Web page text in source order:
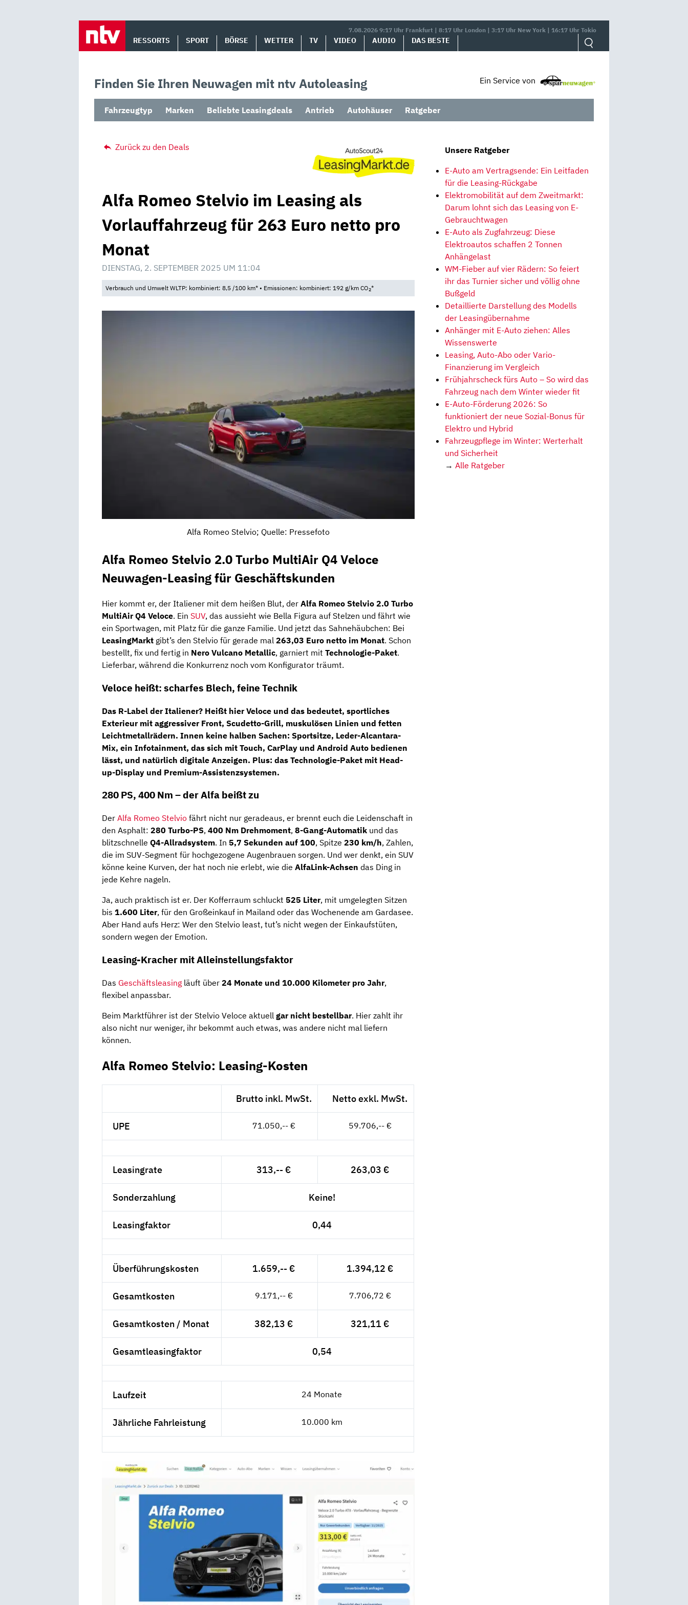
7.08.2026 9:17 Uhr Frankfurt | 8:17 Uhr London | 3:17 Uhr New York | 16:17 Uhr Tokio
RESSORTS SPORT BÖRSE WETTER TV VIDEO AUDIO DAS BESTE
Finden Sie Ihren Neuwagen mit ntv Autoleasing Ein Service von
Fahrzeugtyp Marken Beliebte Leasingdeals Antrieb Autohäuser Ratgeber
Zurück zu den Deals
Alfa Romeo Stelvio im Leasing als
Vorlauffahrzeug für 263 Euro netto pro
Monat
DIENSTAG, 2. SEPTEMBER 2025 UM 11:04
Verbrauch und Umwelt WLTP: kombiniert: 8,5 /100 km* • Emissionen: kombiniert: 192 g/km CO2*
Alfa Romeo Stelvio; Quelle: Pressefoto
Alfa Romeo Stelvio 2.0 Turbo MultiAir Q4 Veloce
Neuwagen-Leasing für Geschäftskunden
Hier kommt er, der Italiener mit dem heißen Blut, der Alfa Romeo Stelvio 2.0 Turbo
MultiAir Q4 Veloce. Ein SUV, das aussieht wie Bella Figura auf Stelzen und fährt wie
ein Sportwagen, mit Platz für die ganze Familie. Und jetzt das Sahnehäubchen: Bei
LeasingMarkt gibt’s den Stelvio für gerade mal 263,03 Euro netto im Monat. Schon
bestellt, fix und fertig in Nero Vulcano Metallic, garniert mit Technologie-Paket.
Lieferbar, während die Konkurrenz noch vom Konfigurator träumt.
Veloce heißt: scharfes Blech, feine Technik
Das R-Label der Italiener? Heißt hierVeloce und das bedeutet, sportliches
Exterieur mit aggressiver Front, Scudetto-Grill, muskulösen Linien und fetten
Leichtmetallrädern. Innen keine halben Sachen: Sportsitze, Leder-Alcantara-
Mix, ein Infotainment, das sich mit Touch, CarPlay und Android Auto bedienen
lässt, und natürlich digitale Anzeigen. Plus: das Technologie-Paket mit Head-
up-Display und Premium-Assistenzsystemen.
280 PS, 400 Nm – der Alfa beißt zu
Der Alfa Romeo Stelvio fährt nicht nur geradeaus, er brennt euch die Leidenschaft in
den Asphalt: 280 Turbo-PS, 400 Nm Drehmoment, 8-Gang-Automatik und das
blitzschnelle Q4-Allradsystem. In 5,7 Sekunden auf 100, Spitze 230 km/h, Zahlen,
die im SUV-Segment für hochgezogene Augenbrauen sorgen. Und wer denkt, ein SUV
könne keine Kurven, der hat noch nie erlebt, wie die AlfaLink-Achsen das Ding in
jede Kehre nageln.
Ja, auch praktisch ist er. Der Kofferraum schluckt 525 Liter, mit umgelegten Sitzen
bis 1.600 Liter, für den Großeinkauf in Mailand oder das Wochenende am Gardasee.
Aber Hand aufs Herz: Wer den Stelvio least, tut’s nicht wegen der Einkaufstüten,
sondern wegen der Emotion.
Leasing-Kracher mit Alleinstellungsfaktor
Das Geschäftsleasing läuft über 24 Monate und 10.000 Kilometer pro Jahr,
flexibel anpassbar.
Beim Marktführer ist der Stelvio Veloce aktuell gar nicht bestellbar. Hier zahlt ihr
also nicht nur weniger, ihr bekommt auch etwas, was andere nicht mal liefern
können.
Alfa Romeo Stelvio: Leasing-Kosten
Brutto inkl. MwSt. Netto exkl. MwSt.
UPE 71.050,-- € 59.706,-- €
Leasingrate 313,-- € 263,03 €
Sonderzahlung Keine!
Leasingfaktor 0,44
Überführungskosten 1.659,-- € 1.394,12 €
Gesamtkosten 9.171,-- € 7.706,72 €
Gesamtkosten / Monat 382,13 € 321,11 €
Gesamtleasingfaktor 0,54
Laufzeit 24 Monate
Jährliche Fahrleistung 10.000 km
Unsere Ratgeber
E-Auto am Vertragsende: Ein Leitfaden
für die Leasing-Rückgabe
Elektromobilität auf dem Zweitmarkt:
Darum lohnt sich das Leasing von E-
Gebrauchtwagen
E-Auto als Zugfahrzeug: Diese
Elektroautos schaffen 2 Tonnen
Anhängelast
WM-Fieber auf vier Rädern: So feiert
ihr das Turnier sicher und völlig ohne
Bußgeld
Detaillierte Darstellung des Modells
der Leasingübernahme
Anhänger mit E-Auto ziehen: Alles
Wissenswerte
Leasing, Auto-Abo oder Vario-
Finanzierung im Vergleich
Frühjahrscheck fürs Auto – So wird das
Fahrzeug nach dem Winter wieder fit
E-Auto-Förderung 2026: So
funktioniert der neue Sozial-Bonus für
Elektro und Hybrid
Fahrzeugpflege im Winter: Werterhalt
und Sicherheit
→ Alle Ratgeber